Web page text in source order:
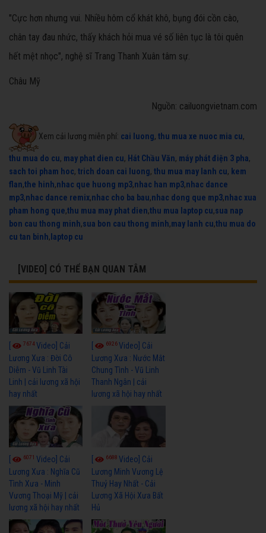
"Cực hơn nhưng vui. Nhiều hôm cổ khát khô, bụng đói cồn cào,
chân tay đau nhức, thấy khách hỏi mua vé số liên tục là tôi quên
hết mệt nhọc", nghệ sĩ Trang Thanh Xuân tâm sự.
Châu Mỹ
Nguồn: cailuongvietnam.com
Xem cải lương miễn phí: cai luong, thu mua xe nuoc mia cu,
thu mua do cu, may phat dien cu, Hát Chầu Văn, máy phát điện 3 pha,
sach toi pham hoc, trich doan cai luong, thu mua may lanh cu, kem
flan,the hinh,nhac que huong mp3,nhac han mp3,nhac dance
mp3,nhac dance remix,nhac cho ba bau,nhac dong que mp3,nhac xua
pham hong que,thu mua may phat dien,thu mua laptop cu,sua nap
bon cau thong minh,sua bon cau thong minh,may lanh cu,thu mua do
cu tan binh, laptop cu
[VIDEO] CÓ THỂ BẠN QUAN TÂM
7674Video] Cải
Lương Xưa : Đời Cô
Diễm - Vũ Linh Tài
Linh | cải lương xã hội
hay nhất
6926Video] Cải
Lương Xưa : Nước Mắt
Chung Tình - Vũ Linh
Thanh Ngân | cải
lương xã hội hay nhất
6071 Video] Cải
Lương Xưa : Nghĩa Cũ
Tình Xưa - Minh
Vương Thoại Mỹ | cải
lương xã hội hay nhất
6688Video] Cải
Lương Minh Vương Lệ
Thuỷ Hay Nhất - Cải
Lương Xã Hội Xưa Bất
Hủ